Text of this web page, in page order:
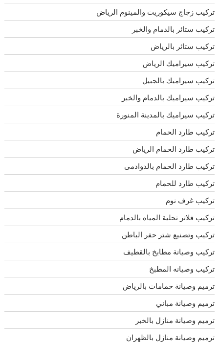
تركيب زجاج سيكوريت والمينوم الرياض
تركيب ستائر بالدمام والخبر
تركيب ستائر بالرياض
تركيب سيراميك الرياض
تركيب سيراميك بالجبيل
تركيب سيراميك بالدمام والخبر
تركيب سيراميك بالمدينة المنورة
تركيب طارد الحمام
تركيب طارد الحمام الرياض
تركيب طارد الحمام بالدوادمى
تركيب طارد للحمام
تركيب غرف نوم
تركيب فلاتر تحلية المياه بالدمام
تركيب وتصنيع شتر حفر الباطن
تركيب وصيانة مطابخ بالقطيف
تركيب وصيانه المطبخ
ترميم وصيانة حمامات بالرياض
ترميم وصيانة مباني
ترميم وصيانة منازل بالخبر
ترميم وصيانة منازل بالظهران